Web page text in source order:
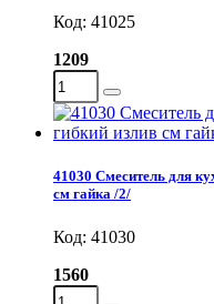
Код: 41025
1209
41030 Смеситель для
см гайка /2/
Код: 41030
1560